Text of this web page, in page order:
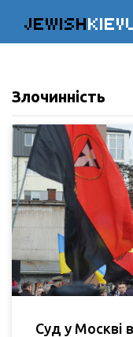
JEWISH
Злочинність
Суд у Москві